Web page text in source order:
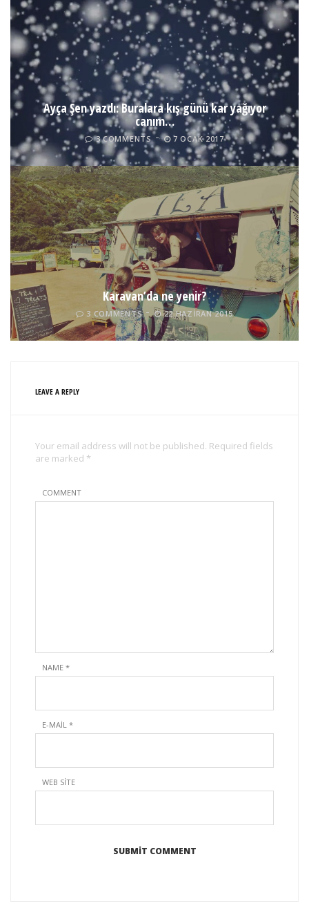
Ayça Şen yazdı: Buralara kış günü kar yağıyor
canım…
3 COMMENTS 7 OCAK 2017
Karavan’da ne yenir?
3 COMMENTS 22 HAZIRAN 2015
LEAVE A REPLY
Your email address will not be published. Required fields
are marked *
COMMENT
NAME *
E-MAIL *
WEB SITE